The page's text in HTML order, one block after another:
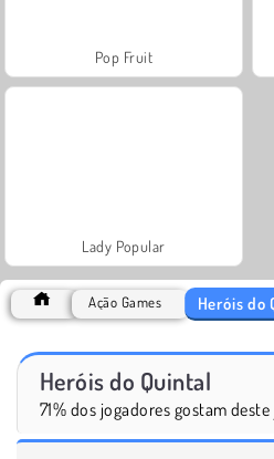
Pop Fruit
Lady Popular
Ação Games Heróis do
Heróis do Quintal
71% dos jogadores gostam deste